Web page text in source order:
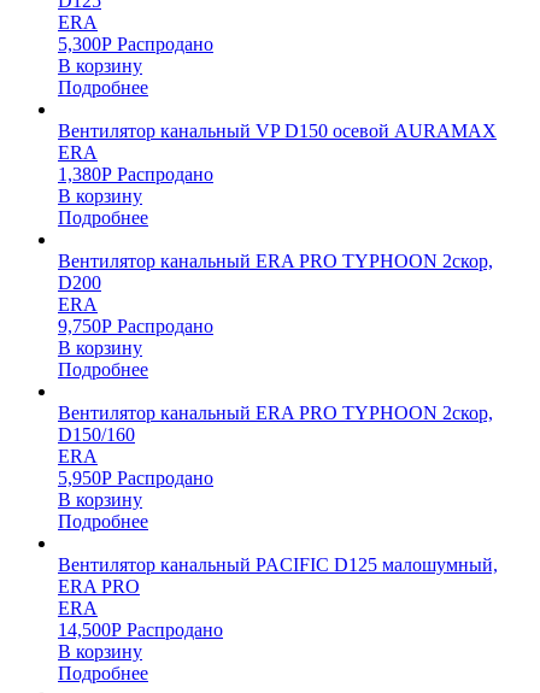
ERA
5,300Р Распродано
В корзину
Подробнее
Вентилятор канальный VP D150 осевой AURAMAX
ERA
1,380Р Распродано
В корзину
Подробнее
Вентилятор канальный ERA PRO TYPHOON 2скор,
D200
ERA
9,750Р Распродано
В корзину
Подробнее
Вентилятор канальный ERA PRO TYPHOON 2скор,
D150/160
ERA
5,950Р Распродано
В корзину
Подробнее
Вентилятор канальный PACIFIC D125 малошумный,
ERA PRO
ERA
14,500Р Распродано
В корзину
Подробнее